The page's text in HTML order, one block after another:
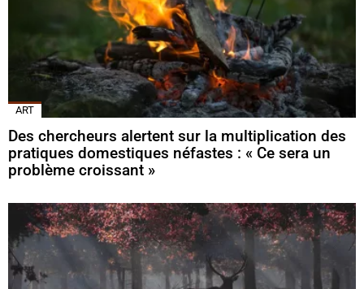
ART
Des chercheurs alertent sur la multiplication des
pratiques domestiques néfastes : « Ce sera un
problème croissant »